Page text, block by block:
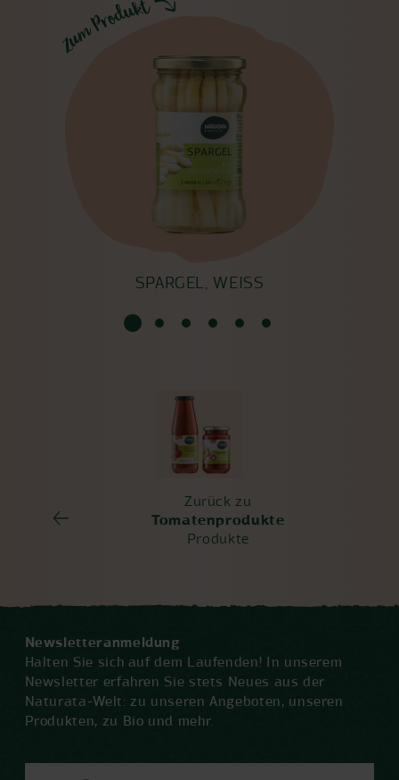
SPARGEL, WEISS
Zurück zu
Tomatenprodukte
Produkte
Newsletteranmeldung
Halten Sie sich auf dem Laufenden! In unserem
Newsletter erfahren Sie stets Neues aus der
Naturata-Welt: zu unseren Angeboten, unseren
Produkten, zu Bio und mehr.